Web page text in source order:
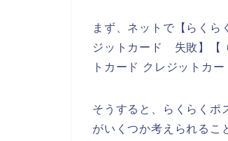
まず、ネットで【らくら
ジットカード 失敗】【
トカード クレジットカ
そうすると、らくらくポ
がいくつか考えられるこ